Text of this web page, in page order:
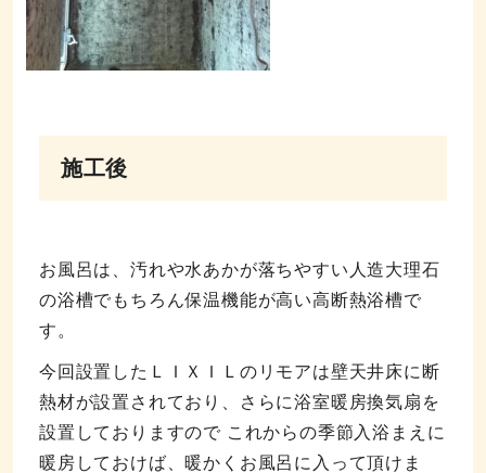
施工後
お風呂は、汚れや水あかが落ちやすい人造大理石
の浴槽でもちろん保温機能が高い高断熱浴槽で
す。
今回設置したＬＩＸＩＬのリモアは壁天井床に断
熱材が設置されており、さらに浴室暖房換気扇を
設置しておりますので これからの季節入浴まえに
暖房しておけば、暖かくお風呂に入って頂けま